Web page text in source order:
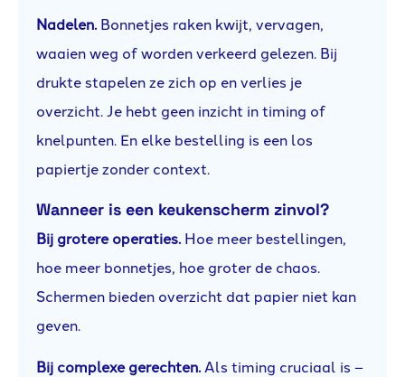
Nadelen. Bonnetjes raken kwijt, vervagen,
waaien weg of worden verkeerd gelezen. Bij
drukte stapelen ze zich op en verlies je
overzicht. Je hebt geen inzicht in timing of
knelpunten. En elke bestelling is een los
papiertje zonder context.
Wanneer is een keukenscherm zinvol?
Bij grotere operaties. Hoe meer bestellingen,
hoe meer bonnetjes, hoe groter de chaos.
Schermen bieden overzicht dat papier niet kan
geven.
Bij complexe gerechten. Als timing cruciaal is –